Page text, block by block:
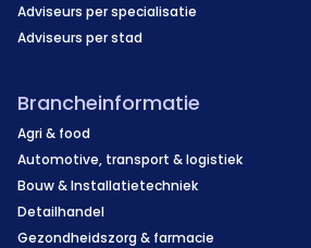
Adviseurs per specialisatie
Adviseurs per stad
Brancheinformatie
Agri & food
Automotive, transport & logistiek
Bouw & Installatietechniek
Detailhandel
Gezondheidszorg & farmacie